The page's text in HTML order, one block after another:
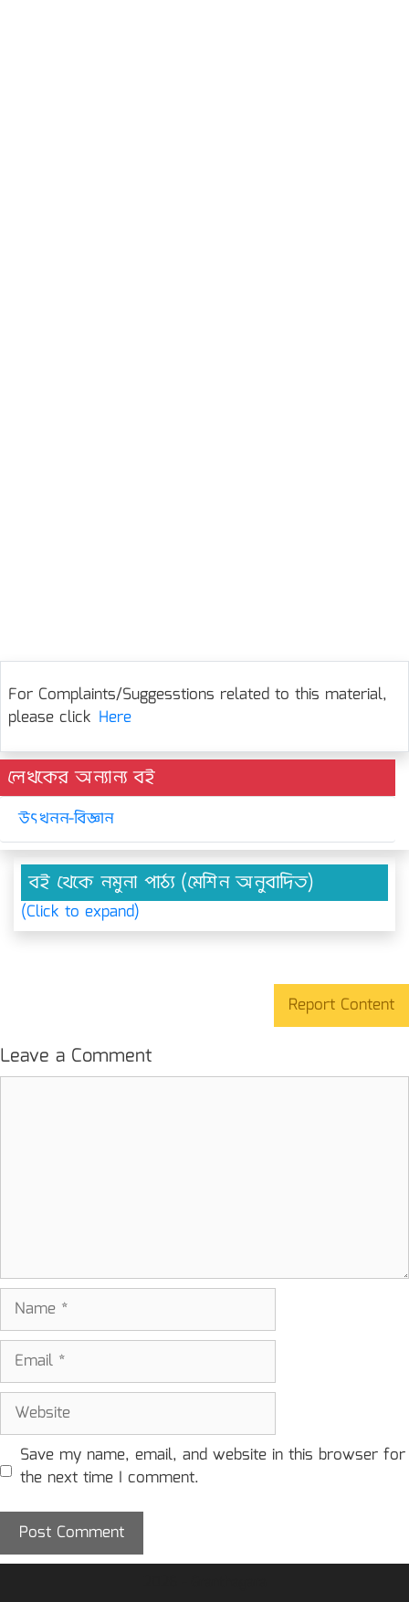
For Complaints/Suggesstions related to this material,
please click Here
লেখকের অন্যান্য বই
উৎখনন-বিজ্ঞান
বই থেকে নমুনা পাঠ্য (মেশিন অনুবাদিত)
(Click to expand)
Report Content
Leave a Comment
Name
Email
Website
Save my name, email, and website in this browser for
the next time I comment.